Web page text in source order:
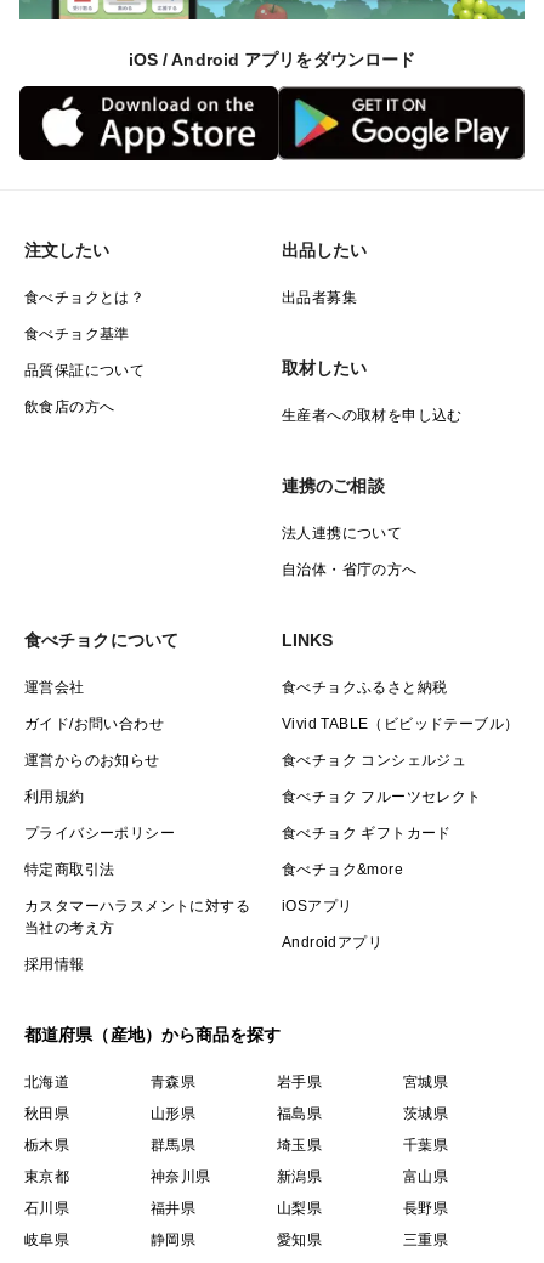
iOS / Android アプリをダウンロード
注文したい
食べチョクとは？
食べチョク基準
品質保証について
飲食店の方へ
出品したい
出品者募集
取材したい
生産者への取材を申し込む
連携のご相談
法人連携について
自治体・省庁の方へ
食べチョクについて
運営会社
ガイド/お問い合わせ
運営からのお知らせ
利用規約
プライバシーポリシー
特定商取引法
カスタマーハラスメントに対する
当社の考え方
採用情報
LINKS
食べチョクふるさと納税
Vivid TABLE（ビビッドテーブル）
食べチョク コンシェルジュ
食べチョク フルーツセレクト
食べチョク ギフトカード
食べチョク&more
iOSアプリ
Androidアプリ
都道府県（産地）から商品を探す
北海道 青森県 岩手県
宮城県
秋田県
山形県 福島県
茨城県
栃木県
群馬県 埼玉県
千葉県
東京都
神奈川県 新潟県
富山県
石川県
福井県 山梨県
長野県
岐阜県
静岡県 愛知県 三重県